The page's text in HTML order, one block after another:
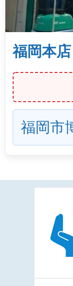
福岡本店
福岡市